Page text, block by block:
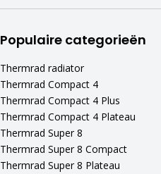
Populaire categorieën
Thermrad radiator
Thermrad Compact 4
Thermrad Compact 4 Plus
Thermrad Compact 4 Plateau
Thermrad Super 8
Thermrad Super 8 Compact
Thermrad Super 8 Plateau